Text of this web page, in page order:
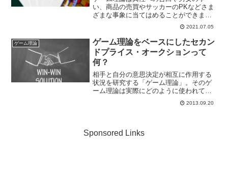
い、商品の売買やサッカーのPKなどさま
ざまな事象に当てはめることができま
す。とはいってもゲーム理論は読んで字
のごとく、「ゲーム」に関する理論で
す。今回はトランプゲームのブラックジ
ャックにゲーム理論を当てはめ...
2021.07.05
ゲーム理論
ゲーム理論をベースにしたセカン
ドプライス・オークションって
何？
相手と自分の意思決定が相互に作用する
状況を研究する「ゲーム理論」。そのゲ
ーム理論は実際にどのように使われてい
るのでしょうか？今回はゲーム理論を利
用した、商品の売り手買い手がwin-winの
2013.09.20
Sponsored Links